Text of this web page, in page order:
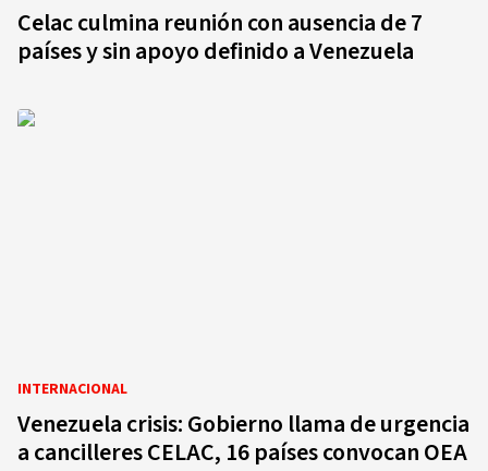
Celac culmina reunión con ausencia de 7
países y sin apoyo definido a Venezuela
INTERNACIONAL
Venezuela crisis: Gobierno llama de urgencia
a cancilleres CELAC, 16 países convocan OEA